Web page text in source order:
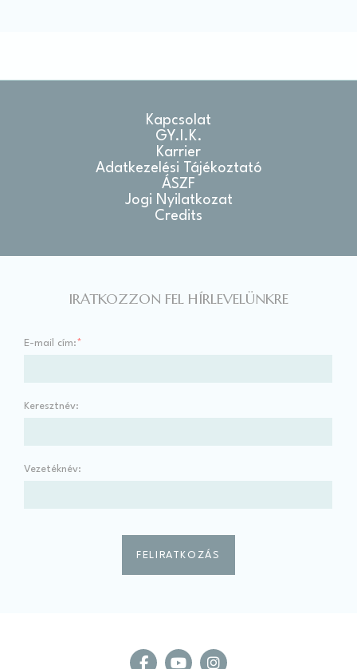
Kapcsolat
GY.I.K.
Karrier
Adatkezelési Tájékoztató
ÁSZF
Jogi Nyilatkozat
Credits
IRATKOZZON FEL HÍRLEVELÜNKRE
E-mail cím:*
Keresztnév:
Vezetéknév: